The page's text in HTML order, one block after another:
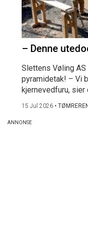
– Denne
Slettens Vøling
pyramidetak! – Vi
kjernevedfuru,
15 Jul 2026 • TØMREREN